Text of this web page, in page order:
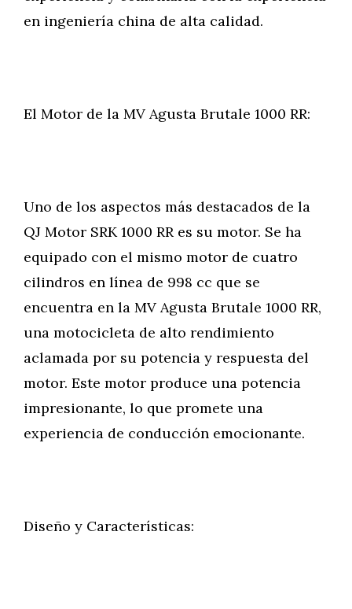
en ingeniería china de alta calidad.
El Motor de la MV Agusta Brutale 1000 RR:
Uno de los aspectos más destacados de la
QJ Motor SRK 1000 RR es su motor. Se ha
equipado con el mismo motor de cuatro
cilindros en línea de 998 cc que se
encuentra en la MV Agusta Brutale 1000 RR,
una motocicleta de alto rendimiento
aclamada por su potencia y respuesta del
motor. Este motor produce una potencia
impresionante, lo que promete una
experiencia de conducción emocionante.
Diseño y Características: